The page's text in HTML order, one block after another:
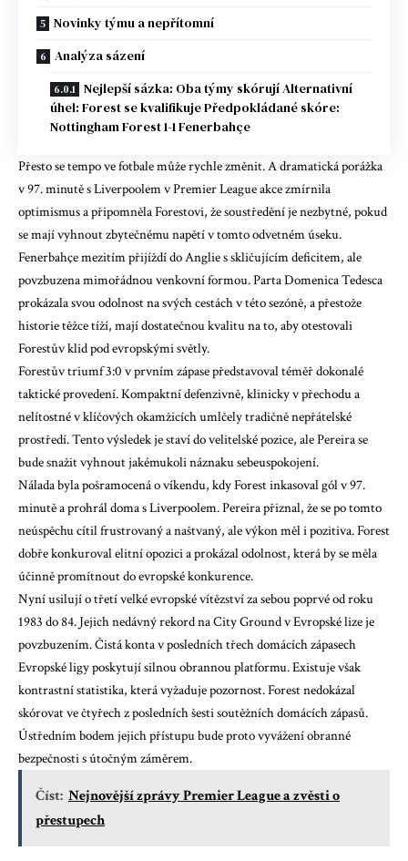
Novinky týmu a nepřítomní
Analýza sázení
Nejlepší sázka: Oba týmy skórují Alternativní
úhel: Forest se kvalifikuje Předpokládané skóre:
Nottingham Forest 1-1 Fenerbahçe
Přesto se tempo ve fotbale může rychle změnit. Adramatická porážka
v 97. minutě s Liverpoolemv Premier League akce zmírnila
optimismus a připomněla Forestovi, že soustředění je nezbytné, pokud
se mají vyhnout zbytečnému napětí v tomto odvetném úseku.
Fenerbahçe mezitím přijíždí do Anglie s skličujícím deficitem, ale
povzbuzena mimořádnou venkovní formou. Parta Domenica Tedesca
prokázala svou odolnost na svých cestách v této sezóně, a přestože
historie těžce tíží, mají dostatečnou kvalitu na to, aby otestovali
Forestův klid pod evropskými světly.
Forestův triumf 3:0 v prvním zápase představoval téměř dokonalé
taktické provedení. Kompaktní defenzivně, klinicky v přechodu a
nelítostné v klíčových okamžicích umlčely tradičně nepřátelské
prostředí. Tento výsledek je staví do velitelské pozice, ale Pereira se
bude snažit vyhnout jakémukoli náznaku sebeuspokojení.
Nálada byla pošramocená o víkendu, kdy Forest inkasoval gól v 97.
minutě a prohrál doma s Liverpoolem. Pereira přiznal, že se po tomto
neúspěchu cítil frustrovaný a naštvaný, ale výkon měl i pozitiva. Forest
dobře konkuroval elitní opozici a prokázal odolnost, která by se měla
účinně promítnout do evropské konkurence.
Nyní usilují o třetí velké evropské vítězství za sebou poprvé od roku
1983 do 84. Jejich nedávný rekord na City Ground v Evropské lize je
povzbuzením. Čistá konta v posledních třech domácích zápasech
Evropské ligy poskytují silnou obrannou platformu. Existuje však
kontrastní statistika, která vyžaduje pozornost. Forest nedokázal
skórovat ve čtyřech z posledních šesti soutěžních domácích zápasů.
Ústředním bodem jejich přístupu bude proto vyvážení obranné
bezpečnosti s útočným záměrem.
Číst: Nejnovější zprávy Premier League a zvěsti o
přestupech